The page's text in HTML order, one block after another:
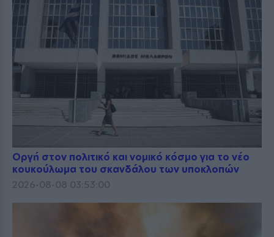
Οργή στον πολιτικό και νομικό κόσμο για το νέο
κουκούλωμα του σκανδάλου των υποκλοπών
2026-08-08 03:53:00